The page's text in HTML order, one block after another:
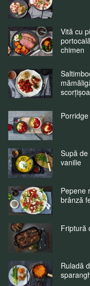
Vită cu
chimen
Supă
vanilie
Pepene
brânză
Friptură
Ruladă